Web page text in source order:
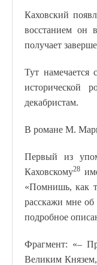
Каховский
восстанием он
получает
Тут намечается
исторической
декабристам.
В романе М.
Первый из
Каховскому28
«Помнишь, как
расскажи мне об
подробное
Фрагмент: «–
Великим